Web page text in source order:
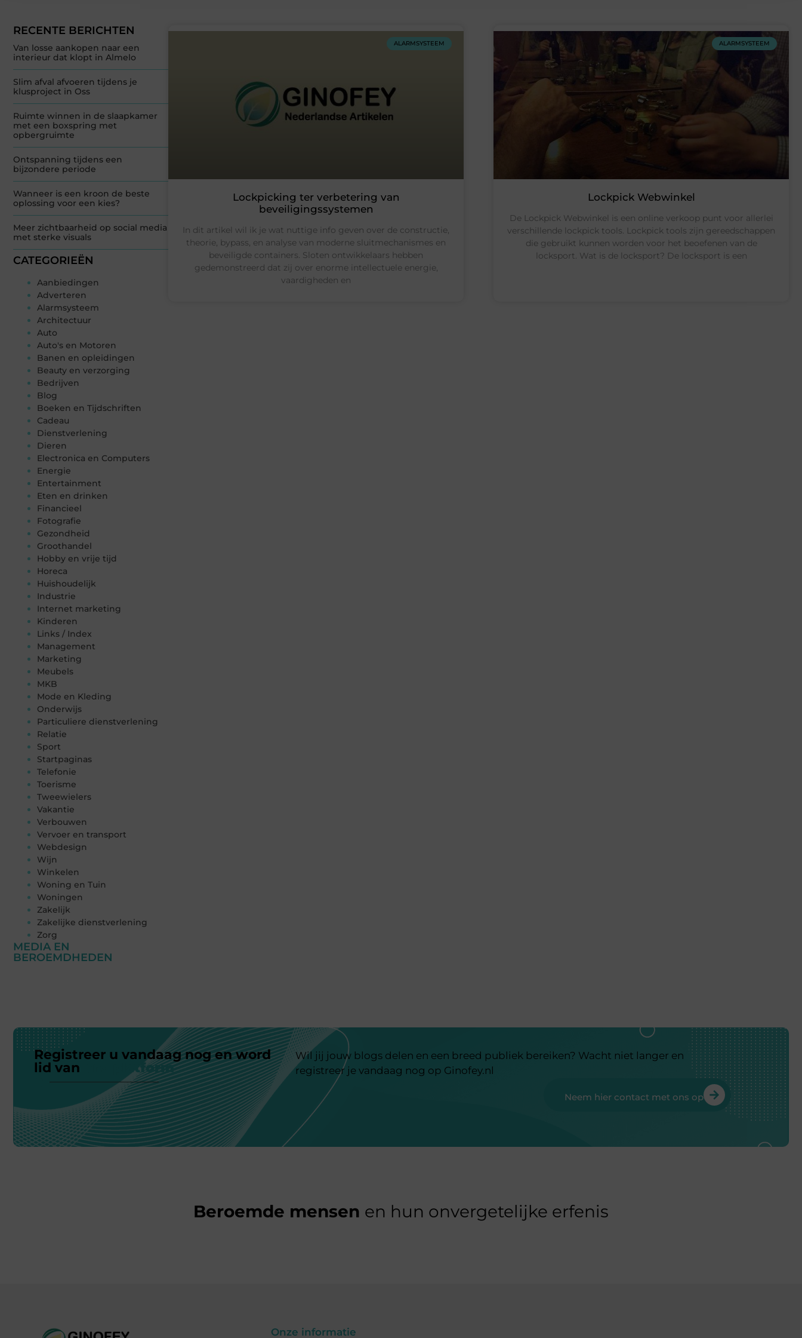
RECENTE BERICHTEN
Van losse aankopen naar een
interieur dat klopt in Almelo
Slim afval afvoeren tijdens je
klusproject in Oss
Ruimte winnen in de slaapkamer
met een boxspring met
opbergruimte
Ontspanning tijdens een
bijzondere periode
Wanneer is een kroon de beste
oplossing voor een kies?
Meer zichtbaarheid op social media
met sterke visuals
CATEGORIEËN
Aanbiedingen
Adverteren
Alarmsysteem
Architectuur
Auto
Auto's en Motoren
Banen en opleidingen
Beauty en verzorging
Bedrijven
Blog
Boeken en Tijdschriften
Cadeau
Dienstverlening
Dieren
Electronica en Computers
Energie
Entertainment
Eten en drinken
Financieel
Fotografie
Gezondheid
Groothandel
Hobby en vrije tijd
Horeca
Huishoudelijk
Industrie
Internet marketing
Kinderen
Links / Index
Management
Marketing
Meubels
MKB
Mode en Kleding
Onderwijs
Particuliere dienstverlening
Relatie
Sport
Startpaginas
Telefonie
Toerisme
Tweewielers
Vakantie
Verbouwen
Vervoer en transport
Webdesign
Wijn
Winkelen
Woning en Tuin
Woningen
Zakelijk
Zakelijke dienstverlening
Zorg
MEDIA EN
BEROEMDHEDEN
ALARMSYSTEEM
Lockpicking ter verbetering van
beveiligingssystemen
In dit artikel wil ik je wat nuttige info geven over de constructie,
theorie, bypass, en analyse van moderne sluitmechanismes en
beveiligde containers. Sloten ontwikkelaars hebben
gedemonstreerd dat zij over enorme intellectuele energie,
vaardigheden en
ALARMSYSTEEM
Lockpick Webwinkel
De Lockpick Webwinkel is een online verkoop punt voor allerlei
verschillende lockpick tools. Lockpick tools zijn gereedschappen
die gebruikt kunnen worden voor het beoefenen van de
locksport. Wat is de locksport? De locksport is een
Registreer u vandaag nog en word
lid van
ons platform
Wil jij jouw blogs delen en een breed publiek bereiken? Wacht niet langer en
registreer je vandaag nog op Ginofey.nl
Neem hier contact met ons op
Beroemde mensen en hun onvergetelijke erfenis
Onze informatie